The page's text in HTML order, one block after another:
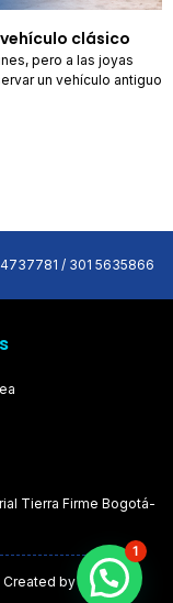
clásico
pero a las joyas
un vehículo antiguo
/ 301 5635866
Tierra Firme Bogotá-
Created by
MPE
1